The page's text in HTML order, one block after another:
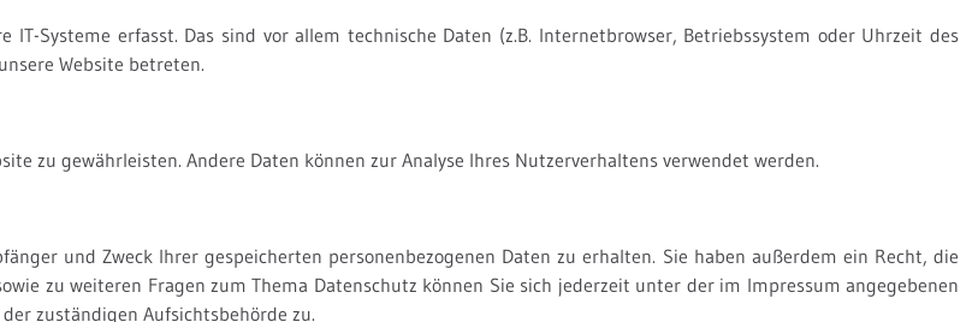
Systeme erfasst. Das sind vor allem technische Daten (z.B. Internetbrowser, Betriebssystem oder Uhrzeit des
Website betreten.
zu gewährleisten. Andere Daten können zur Analyse Ihres Nutzerverhaltens verwendet werden.
und Zweck Ihrer gespeicherten personenbezogenen Daten zu erhalten. Sie haben außerdem ein Recht, die
zu weiteren Fragen zum Thema Datenschutz können Sie sich jederzeit unter der im Impressum angegebenen
zuständigen Aufsichtsbehörde zu.